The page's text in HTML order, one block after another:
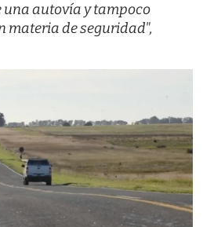
autovía y tampoco
materia de seguridad",